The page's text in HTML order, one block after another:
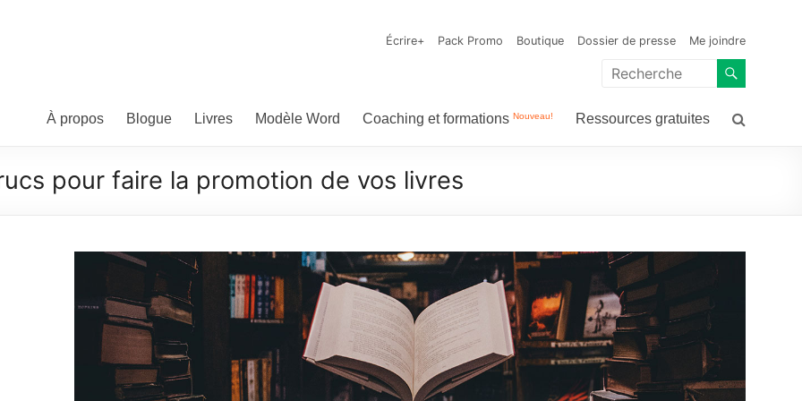
Dominic Bellavance, écrivain
Écrire+ Pack Promo Boutique Dossier de presse Me joindre
À propos Blogue Livres Modèle Word Coaching et formations Nouveau! Ressources gratuites
pour faire la promotion de vos livres